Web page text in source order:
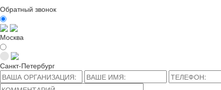
Обратный звонок
Москва
Санкт-Петербург